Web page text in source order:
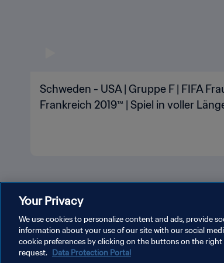
Schweden - USA | Gruppe F | FIFA
Frankreich 2019™ | Spiel in voller
DATENSCHUTZ NUTZUNGSBEDINGUNGEN
Your Privacy
We use cookies to personalize content and ads, provide
information about your use of our site with our social
cookie preferences by clicking on the buttons on the
request. Data Protection Portal